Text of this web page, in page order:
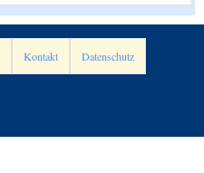
Kontakt Datenschutz